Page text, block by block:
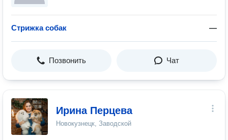
Стрижка собак —
Позвонить Чат
Ирина Перцева
Новокузнецк, Заводской